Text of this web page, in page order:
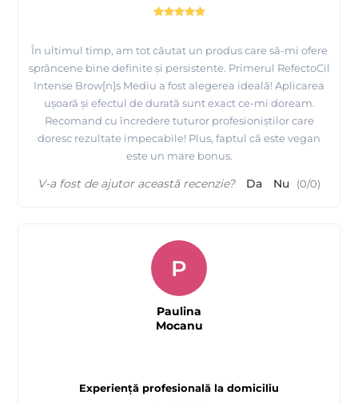
În ultimul timp, am tot căutat un produs care să-mi ofere
sprâncene bine definite și persistente. Primerul RefectoCil
Intense Brow[n]s Mediu a fost alegerea ideală! Aplicarea
ușoară și efectul de durată sunt exact ce-mi doream.
Recomand cu încredere tuturor profesioniștilor care
doresc rezultate impecabile! Plus, faptul că este vegan
este un mare bonus.
V-a fost de ajutor această recenzie? Da Nu (0/0)
Experiență profesională la domiciliu
P
Paulina
Mocanu